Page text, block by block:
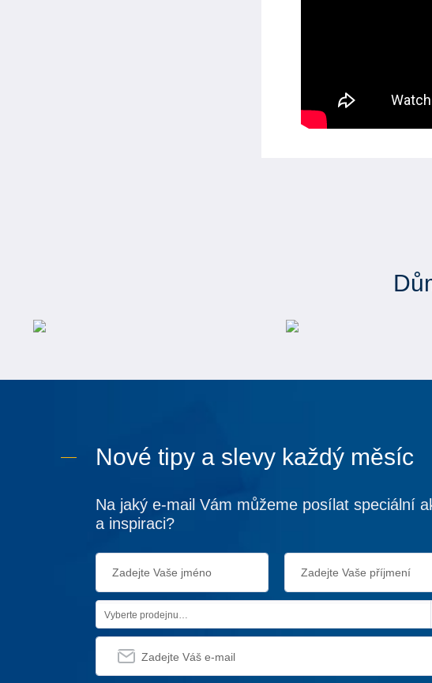
Nové tipy a slevy každý měsíc
Na jaký e-mail Vám můžeme posílat speciální
a inspiraci?
Vyberte prodejnu…